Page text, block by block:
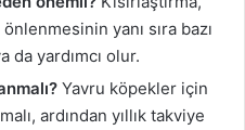
yanı sıra bazı
da yardımcı olur.
Yavru köpekler için
ardından yıllık takviye